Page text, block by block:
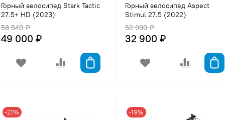
Горный велосипед Stark Tactic
27.5+ HD (2023)
58 540 ₽
49 000 ₽
Горный велосипед Aspect
Stimul 27.5 (2022)
52 990 ₽
32 900 ₽
-21% -19%